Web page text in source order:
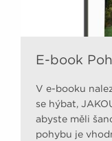
E-book
V e-booku
se hýbat,
abyste měli
pohybu je